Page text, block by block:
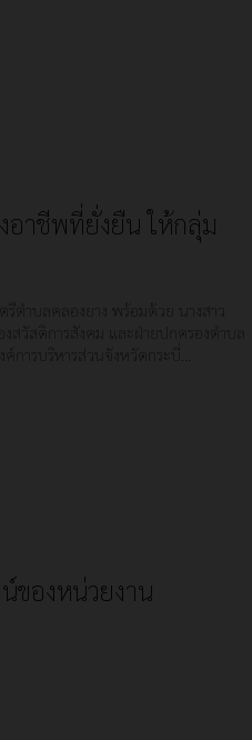
อาชีพที่ยั่งยืน ให้กลุ่ม
ตำบลคลองยาง พร้อมด้วย นางสาว
สวัสดิการสังคม และฝ่ายปกครองตำบล
การบริหารส่วนจังหวัดกระบี่…
ของหน่วยงาน